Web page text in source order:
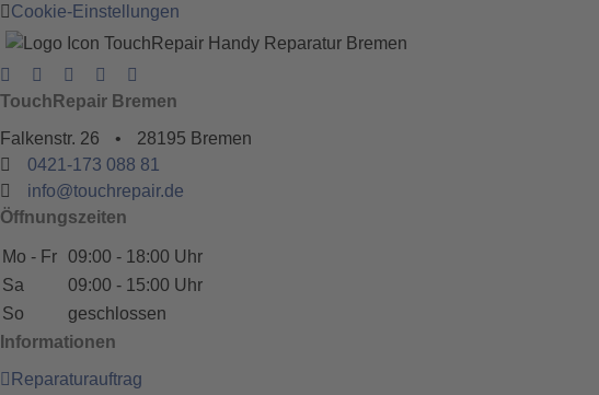
Cookie-Einstellungen
TouchRepair Bremen
Falkenstr. 26
•
28195 Bremen
0421-173 088 81
info@touchrepair.de
Öffnungszeiten
Mo - Fr 09:00 - 18:00 Uhr
Sa
09:00 - 15:00 Uhr
So
geschlossen
Informationen
Reparaturauftrag